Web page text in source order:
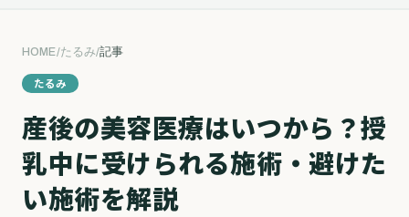
HOME/たるみ/記事
たるみ
産後の美容医療はいつから？授
乳中に受けられる施術・避けた
い施術を解説